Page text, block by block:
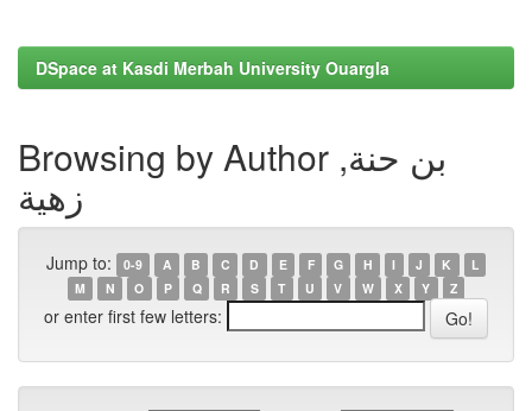
DSpace at Kasdi Merbah University Ouargla
Browsing by Author بن حنة,
زهية
Jump to: 0-9 A B C D E F G H I J K
L
M
N O P Q R S T U V W X Y Z
or enter first few letters: